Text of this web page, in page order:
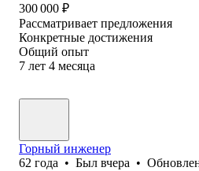
300 000 ₽
Рассматривает предложения
Конкретные достижения
Общий опыт
7 лет 4 месяца
Горный инженер
62 года • Был вчера •